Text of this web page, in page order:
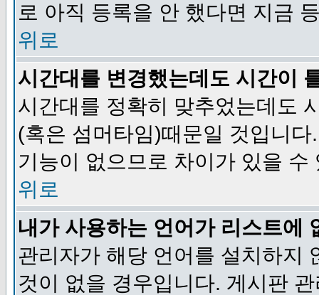
로 아직 등록을 안 했다면 지금
위로
시간대를 변경했는데도 시간이
시간대를 정확히 맞추었는데도
(혹은 섬머타임)때문일 것입니
기능이 없으므로 차이가 있을 수
위로
내가 사용하는 언어가 리스트에
관리자가 해당 언어를 설치하지
것이 없을 경우입니다. 게시판